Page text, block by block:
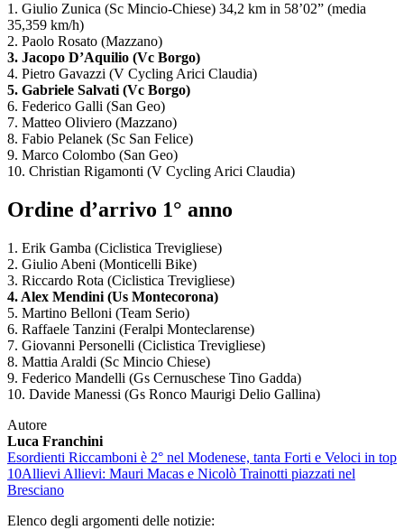
1. Giulio Zunica (Sc Mincio-Chiese) 34,2 km in 58’02” (media
35,359 km/h)
2. Paolo Rosato (Mazzano)
3. Jacopo D’Aquilio (Vc Borgo)
4. Pietro Gavazzi (V Cycling Arici Claudia)
5. Gabriele Salvati (Vc Borgo)
6. Federico Galli (San Geo)
7. Matteo Oliviero (Mazzano)
8. Fabio Pelanek (Sc San Felice)
9. Marco Colombo (San Geo)
10. Christian Rigamonti (V Cycling Arici Claudia)
Ordine d’arrivo 1° anno
1. Erik Gamba (Ciclistica Trevigliese)
2. Giulio Abeni (Monticelli Bike)
3. Riccardo Rota (Ciclistica Trevigliese)
4. Alex Mendini (Us Montecorona)
5. Martino Belloni (Team Serio)
6. Raffaele Tanzini (Feralpi Monteclarense)
7. Giovanni Personelli (Ciclistica Trevigliese)
8. Mattia Araldi (Sc Mincio Chiese)
9. Federico Mandelli (Gs Cernuschese Tino Gadda)
10. Davide Manessi (Gs Ronco Maurigi Delio Gallina)
Autore
Luca Franchini
Esordienti Riccamboni è 2° nel Modenese, tanta Forti e Veloci in top
10Allievi Allievi: Mauri Macas e Nicolò Trainotti piazzati nel
Bresciano
Elenco degli argomenti delle notizie: